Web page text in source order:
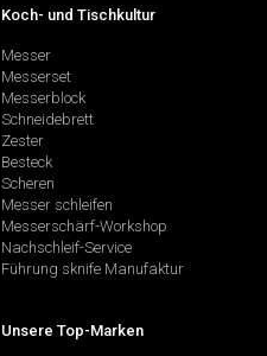
Koch- und Tischkultur
Messer
Messerset
Messerblock
Schneidebrett
Zester
Besteck
Scheren
Messer schleifen
Messerschärf-Workshop
Nachschleif-Service
Führung sknife Manufaktur
Unsere Top-Marken